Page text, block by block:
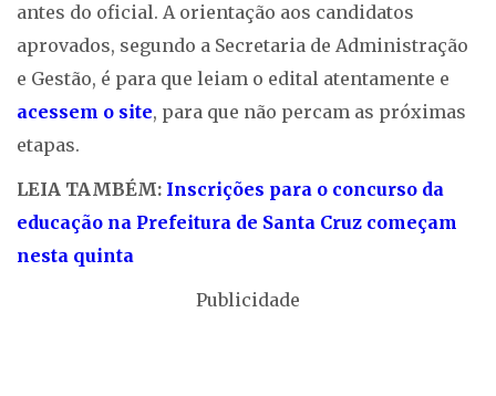
antes do oficial. A orientação aos candidatos
aprovados, segundo a Secretaria de Administração
e Gestão, é para que leiam o edital atentamente e
acessem o site, para que não percam as próximas
etapas.
LEIA TAMBÉM: Inscrições para o concurso da
educação na Prefeitura de Santa Cruz começam
nesta quinta
Publicidade